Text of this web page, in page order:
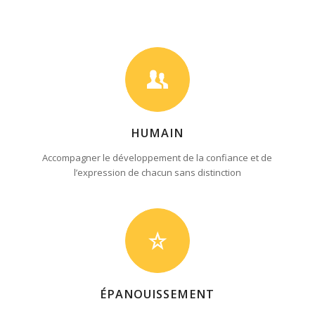
HUMAIN
Accompagner le développement de la confiance et de
l’expression de chacun sans distinction
ÉPANOUISSEMENT